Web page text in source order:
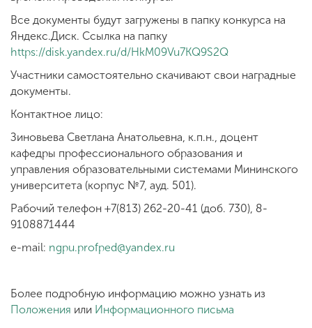
Все документы будут загружены в папку конкурса на
Яндекс.Диск. Ссылка на папку
https://disk.yandex.ru/d/HkM09Vu7KQ9S2Q
Участники самостоятельно скачивают свои наградные
документы.
Контактное лицо:
Зиновьева Светлана Анатольевна, к.п.н., доцент
кафедры профессионального образования и
управления образовательными системами Мининского
университета (корпус №7, ауд. 501).
Рабочий телефон +7(813) 262-20-41 (доб. 730), 8-
9108871444
e-mail: ngpu.profped@yandex.ru
Более подробную информацию можно узнать из
Положения или Информационного письма